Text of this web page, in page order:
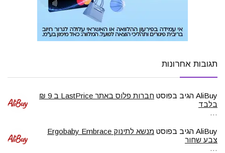
תגובות אחרונות
AliBuy הגיב בפוסט
חברות פלוס באתר LastPrice ב 9 ₪
בלבד
…
AliBuy הגיב בפוסט
מנשא לתינוק Ergobaby Embrace
צבע שחור
…